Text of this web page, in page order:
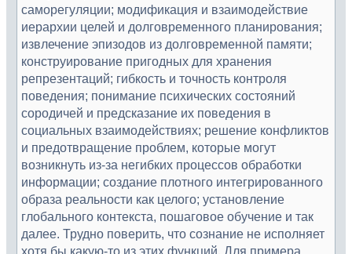
саморегуляции; модификация и взаимодействие
иерархии целей и долговременного планирования;
извлечение эпизодов из долговременной памяти;
конструирование пригодных для хранения
репрезентаций; гибкость и точность контроля
поведения; понимание психических состояний
сородичей и предсказание их поведения в
социальных взаимодействиях; решение конфликтов
и предотвращение проблем, которые могут
возникнуть из-за негибких процессов обработки
информации; создание плотного интегрированного
образа реальности как целого; установление
глобального контекста, пошаговое обучение и так
далее. Трудно поверить, что сознание не исполняет
хотя бы какую-то из этих функций. Для примера